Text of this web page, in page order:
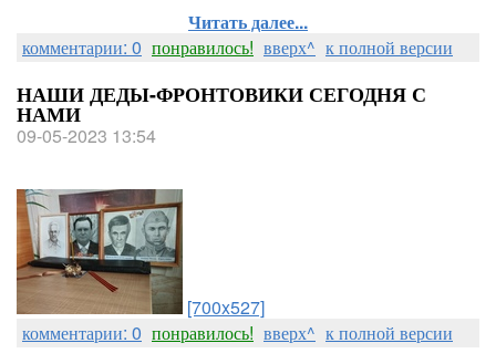
Читать далее...
комментарии: 0 понравилось! вверх^ к полной версии
НАШИ ДЕДЫ-ФРОНТОВИКИ СЕГОДНЯ С
НАМИ
09-05-2023 13:54
[700x527]
комментарии: 0 понравилось! вверх^ к полной версии